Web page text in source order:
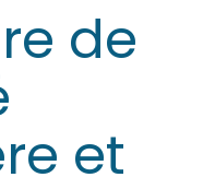
de
et